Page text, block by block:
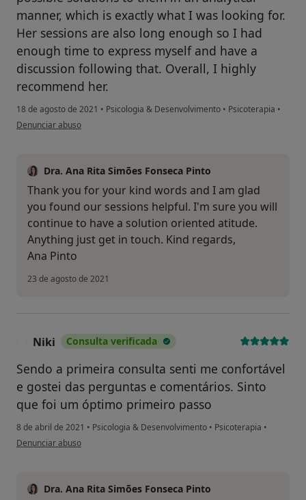
manner, which is exactly what I was looking for.
Her sessions are also long enough so I had
enough time to express myself and have a
discussion following that. Overall, I highly
recommend her.
18 de agosto de 2021 • Psicologia & Desenvolvimento • Psicoterapia •
na opinião do utilizador Sourav Sarkar
Denunciar abuso
Dra. Ana Rita Simões Fonseca Pinto
Thank you for your kind words and I am glad
you found our sessions helpful. I'm sure you will
continue to have a solution oriented atitude.
Anything just get in touch. Kind regards,
Ana Pinto
23 de agosto de 2021
Niki Consulta verificada
Sendo a primeira consulta senti me confortável
e gostei das perguntas e comentários. Sinto
que foi um óptimo primeiro passo
8 de abril de 2021 • Psicologia & Desenvolvimento • Psicoterapia •
na opinião do utilizador Niki
Denunciar abuso
Dra. Ana Rita Simões Fonseca Pinto